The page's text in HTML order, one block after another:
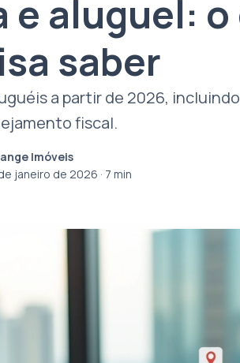
aluguel: o
saber
a partir de 2026, incluindo
fiscal.
Imóveis
janeiro de 2026 · 7 min